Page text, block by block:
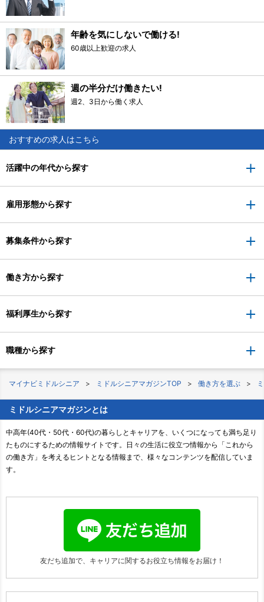
年齢を気にしないで働ける!
60歳以上歓迎の求人
週の半分だけ働きたい!
週2、3日から働く求人
おすすめの求人はこちら
活躍中の年代から探す
雇用形態から探す
募集条件から探す
働き方から探す
福利厚生から探す
職種から探す
マイナビミドルシニア ミドルシニアマガジンTOP 働き方を選ぶ
ミドルシニアマガジンとは
中高年(40代・50代・60代)の暮らしとキャリアを、いくつになっても満ち足り
たものにするための情報サイトです。日々の生活に役立つ情報から「これから
の働き方」を考えるヒントとなる情報まで、様々なコンテンツを配信していま
す。
友だち追加で、キャリアに関するお役立ち情報をお届け！